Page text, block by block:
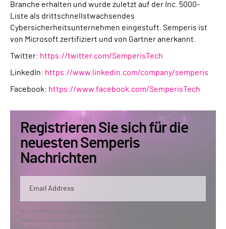
Branche erhalten und wurde zuletzt auf der Inc. 5000-
Liste als drittschnellstwachsendes
Cybersicherheitsunternehmen eingestuft. Semperis ist
von Microsoft zertifiziert und von Gartner anerkannt.
Twitter: https://twitter.com/SemperisTech
LinkedIn: https://www.linkedin.com/company/semperis
Facebook: https://www.facebook.com/SemperisTech
Registrieren Sie sich für die
neuesten Semperis
Nachrichten
By submitting, you agree that Semperis may send you information regarding its
products and services, and use and process your personal information in